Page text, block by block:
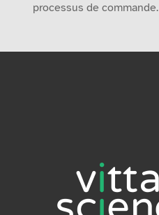
processus de commande.